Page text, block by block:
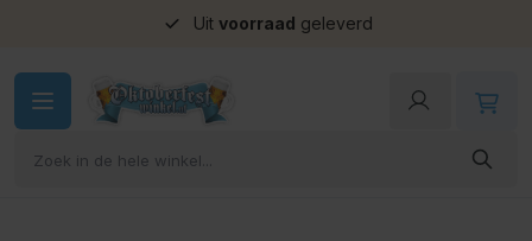
Uit voorraad geleverd